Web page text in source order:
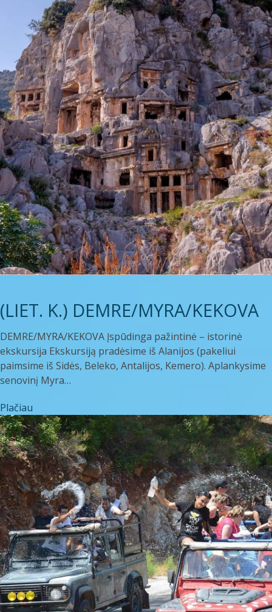
(LIET. K.) DEMRE/MYRA/KEKOVA
DEMRE/MYRA/KEKOVA Įspūdinga pažintinė – istorinė
ekskursija Ekskursiją pradėsime iš Alanijos (pakeliui
paimsime iš Sidės, Beleko, Antalijos, Kemero). Aplankysime
senovinį Myra…
Plačiau